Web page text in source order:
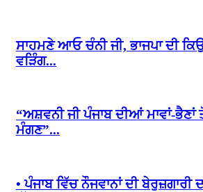
ਸਾਹਮਣੇ ਆਓ ਚੰਨੀ ਜੀ, ਭਾਜਪਾ ਦੀ ਕਿਉਂ
ਵੜਿੰਗ...
“ਅਸ਼ਵਨੀ ਜੀ ਪੰਜਾਬ ਦੀਆਂ ਮਾਵਾਂ-
ਮੰਗਣ”...
• ਪੰਜਾਬ ਵਿੱਚ ਨੌਜਵਾਨਾਂ ਦੀ